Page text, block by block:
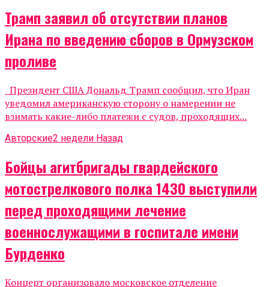
Трамп заявил об отсутствии планов
Ирана по введению сборов в Ормузском
проливе
Президент США Дональд Трамп сообщил, что Иран
уведомил американскую сторону о намерении не
взимать какие-либо платежи с судов, проходящих...
Авторские2 недели Назад
Бойцы агитбригады гвардейского
мотострелкового полка 1430 выступили
перед проходящими лечение
военнослужащими в госпитале имени
Бурденко
Концерт организовало московское отделение